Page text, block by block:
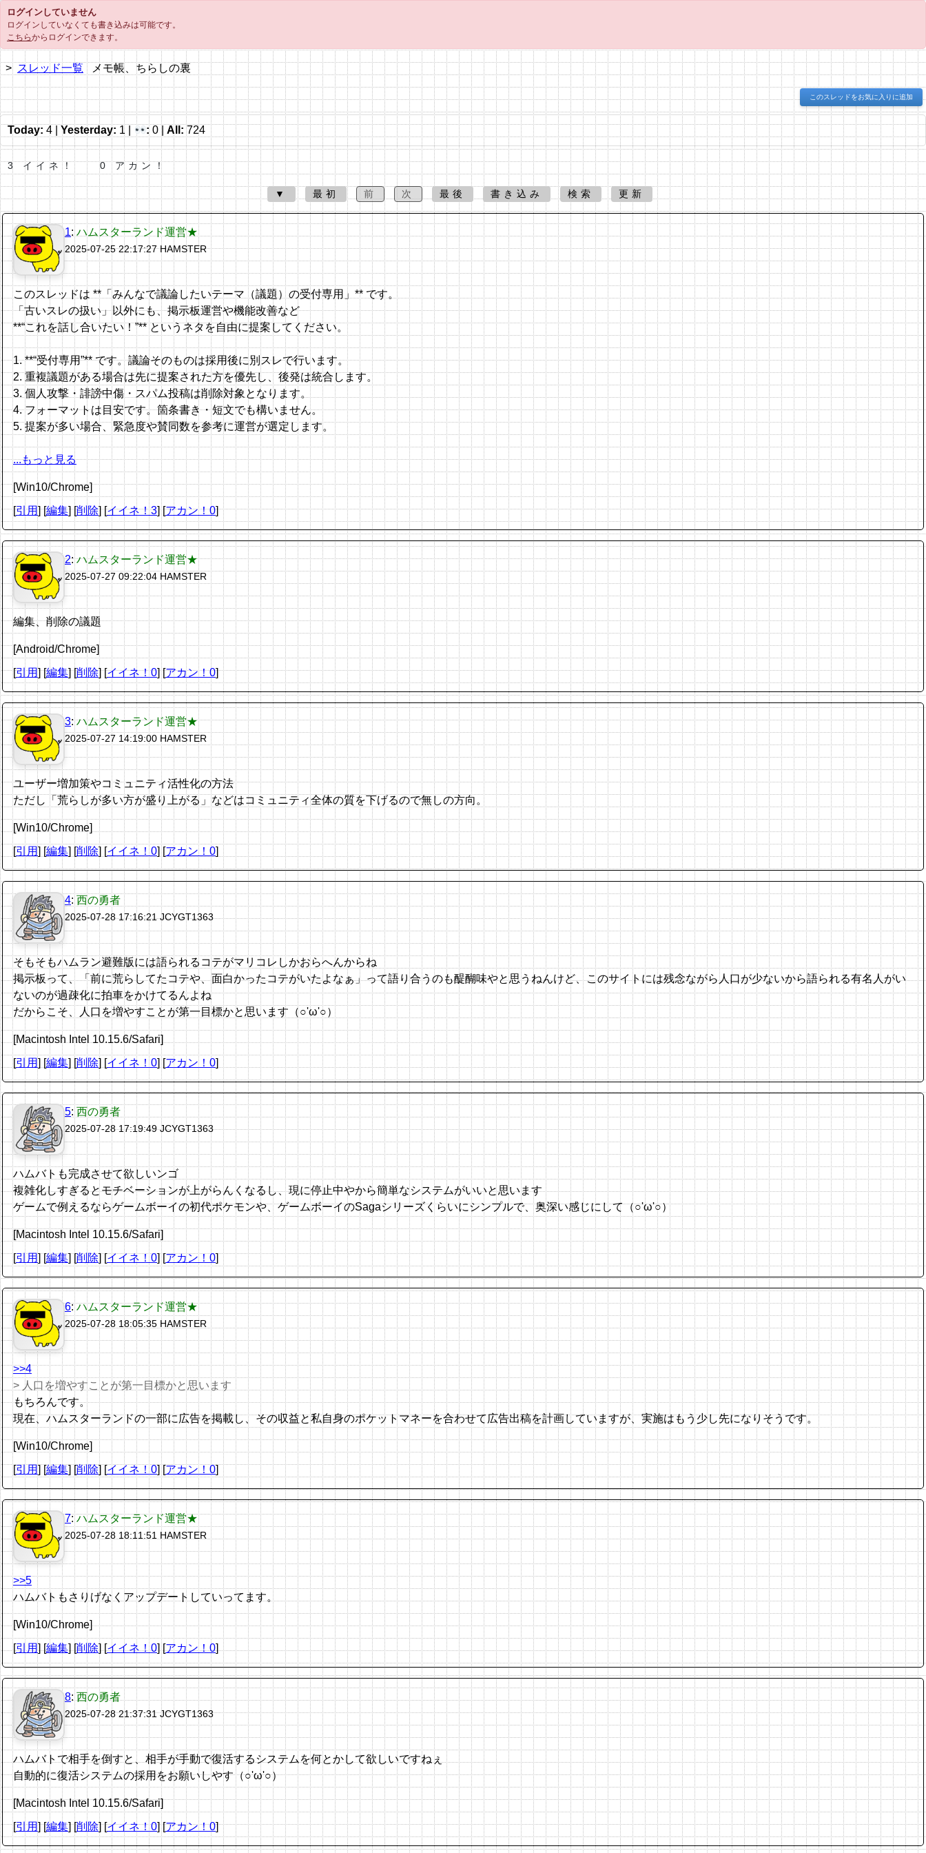
ログインしていません
ログインしていなくても書き込みは可能です。
こちらからログインできます。
スレッド一覧 メモ帳、ちらしの裏
このスレッドをお気に入りに追加
Today: 4 Yesterday: 1 : 0 |All: 724
3 イイネ！ 0 アカン！
▼ 最初 前 次 最後 書き込み 検索 更新
1:ハムスターランド運営★
2025-07-25 22:17:27HAMSTER
このスレッドは **「みんなで議論したいテーマ（議題）の受付専用」** です。
「古いスレの扱い」以外にも、掲示板運営や機能改善など
**“これを話し合いたい！”** というネタを自由に提案してください。
1. **“受付専用”** です。議論そのものは採用後に別スレで行います。
2. 重複議題がある場合は先に提案された方を優先し、後発は統合します。
3. 個人攻撃・誹謗中傷・スパム投稿は削除対象となります。
4. フォーマットは目安です。箇条書き・短文でも構いません。
5. 提案が多い場合、緊急度や賛同数を参考に運営が選定します。
...もっと見る
[Win10/Chrome]
[引用] [編集] [削除][イイネ！3] [アカン！0]
2:ハムスターランド運営★
2025-07-27 09:22:04 HAMSTER
編集、削除の議題
[Android/Chrome]
[引用] [編集] [削除][イイネ！0] [アカン！0]
3:ハムスターランド運営★
2025-07-27 14:19:00 HAMSTER
ユーザー増加策やコミュニティ活性化の方法
ただし「荒らしが多い方が盛り上がる」などはコミュニティ全体の質を下げるので無しの方向。
[Win10/Chrome]
[引用] [編集] [削除] [イイネ！0] [アカン！0]
4:西の勇者
2025-07-28 17:16:21JCYGT1363
そもそもハムラン避難版には語られるコテがマリコレしかおらへんからね
掲示板って、「前に荒らしてたコテや、面白かったコテがいたよなぁ」って語り合うのも醍醐味やと思うねんけど、このサイトには残念ながら人口が少ないから語られる有名人がい
ないのが過疎化に拍車をかけてるんよね
だからこそ、人口を増やすことが第一目標かと思います（○'ω'○）
[Macintosh Intel 10.15.6/Safari]
[引用] [編集] [削除] [イイネ！0] [アカン！0]
5:西の勇者
2025-07-28 17:19:49JCYGT1363
ハムバトも完成させて欲しいンゴ
複雑化しすぎるとモチベーションが上がらんくなるし、現に停止中やから簡単なシステムがいいと思います
ゲームで例えるならゲームボーイの初代ポケモンや、ゲームボーイのSagaシリーズくらいにシンプルで、奥深い感じにして（○'ω'○）
[Macintosh Intel 10.15.6/Safari]
[引用] [編集] [削除][イイネ！0] [アカン！0]
6:ハムスターランド運営★
2025-07-28 18:05:35 HAMSTER
>>4
> 人口を増やすことが第一目標かと思います
もちろんです。
現在、ハムスターランドの一部に広告を掲載し、その収益と私自身のポケットマネーを合わせて広告出稿を計画していますが、実施はもう少し先になりそうです。
[Win10/Chrome]
[引用] [編集] [削除] [イイネ！0] [アカン！0]
7:ハムスターランド運営★
2025-07-28 18:11:51 HAMSTER
>>5
ハムバトもさりげなくアップデートしていってます。
[Win10/Chrome]
[引用] [編集] [削除][イイネ！0] [アカン！0]
8:西の勇者
2025-07-28 21:37:31JCYGT1363
ハムバトで相手を倒すと、相手が手動で復活するシステムを何とかして欲しいですねぇ
自動的に復活システムの採用をお願いしやす（○'ω'○）
[Macintosh Intel 10.15.6/Safari]
[引用] [編集] [削除][イイネ！0] [アカン！0]